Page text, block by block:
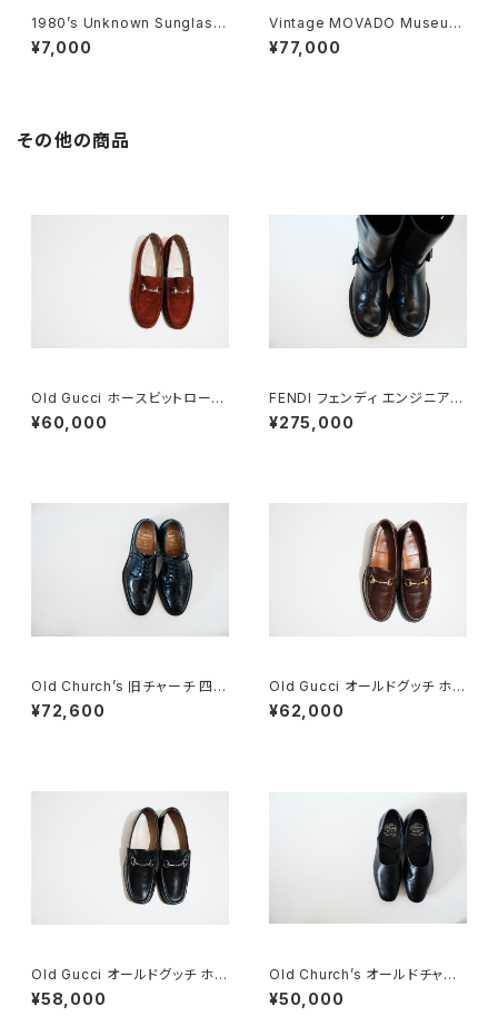
1980’s Unknown Sunglass
es
¥7,000
Vintage MOVADO Museum
Watch
¥77,000
その他の商品
Old Gucci ホースビットローフ
ァー 35.5C スエード WR
¥60,000
FENDI フェンディ エンジニアブ
ーツ 8.5
¥275,000
Old Church’s 旧チャーチ 四都
市 Grafton グラフトン 70F
¥72,600
Old Gucci オールドグッチ ホー
スビットローファー 8.5D DB ラ
バー
¥62,000
Old Gucci オールドグッチ ホー
スビットローファー 40 E Black
¥58,000
Old Church’s オールドチャー
チ 四都市 ドクターシューズ 8.5
F
¥50,000